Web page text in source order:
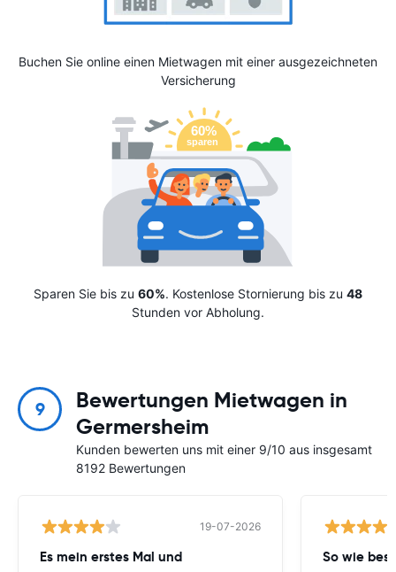
Buchen Sie online einen Mietwagen mit einer ausgezeichneten
Versicherung
Sparen Sie bis zu 60%. Kostenlose Stornierung bis zu 48
Stunden vor Abholung.
9
Bewertungen Mietwagen in
Germersheim
Kunden bewerten uns mit einer 9/10 aus insgesamt
8192 Bewertungen
19-07-2026
Es mein erstes Mal und So wie